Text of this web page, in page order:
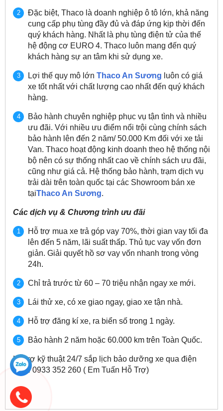
Đặc biệt, Thaco là doanh nghiệp ô tô lớn, khả năng
cung cấp phụ tùng đầy đủ và đáp ứng kịp thời đến
quý khách hàng. Nhất là phụ tùng điện tử của thế
hệ động cơ EURO 4. Thaco luôn mang đến quý
khách hàng sự an tâm khi sử dụng xe.
Lợi thế quy mô lớn Thaco An Sương luôn có giá
xe tốt nhất với chất lượng cao nhất đến quý khách
hàng.
Bảo hành chuyên nghiệp phục vụ tận tình và nhiều
ưu đãi. Với nhiều ưu điểm nổi trội cùng chính sách
bảo hành lên đến 2 năm/ 50.000 Km đối với xe tải
Van. Thaco hoạt động kinh doanh theo hệ thống nội
bộ nên có sự thống nhất cao về chính sách ưu đãi,
cũng như giá cả. Hệ thống bảo hành, trạm dịch vụ
trải dài trên toàn quốc tại các Showroom bán xe
tạiThaco An Sương.
Các dịch vụ & Chương trình ưu đãi
Hỗ trợ mua xe trả góp vay 70%, thời gian vay tối đa
lên đến 5 năm, lãi suất thấp. Thủ tục vay vốn đơn
giản. Giải quyết hồ sơ vay vốn nhanh trong vòng
24h.
Chỉ trả trước từ 60 – 70 triệu nhận ngay xe mới.
Lái thử xe, có xe giao ngay, giao xe tận nhà.
Hỗ trợ đăng kí xe, ra biển số trong 1 ngày.
Bảo hành 2 năm hoặc 60.000 km trên Toàn Quốc.
Hỗ trợ kỹ thuật 24/7 sắp lịch bảo dưỡng xe qua điện
thoại 0933 352 260 ( Em Tuấn Hỗ Trợ)